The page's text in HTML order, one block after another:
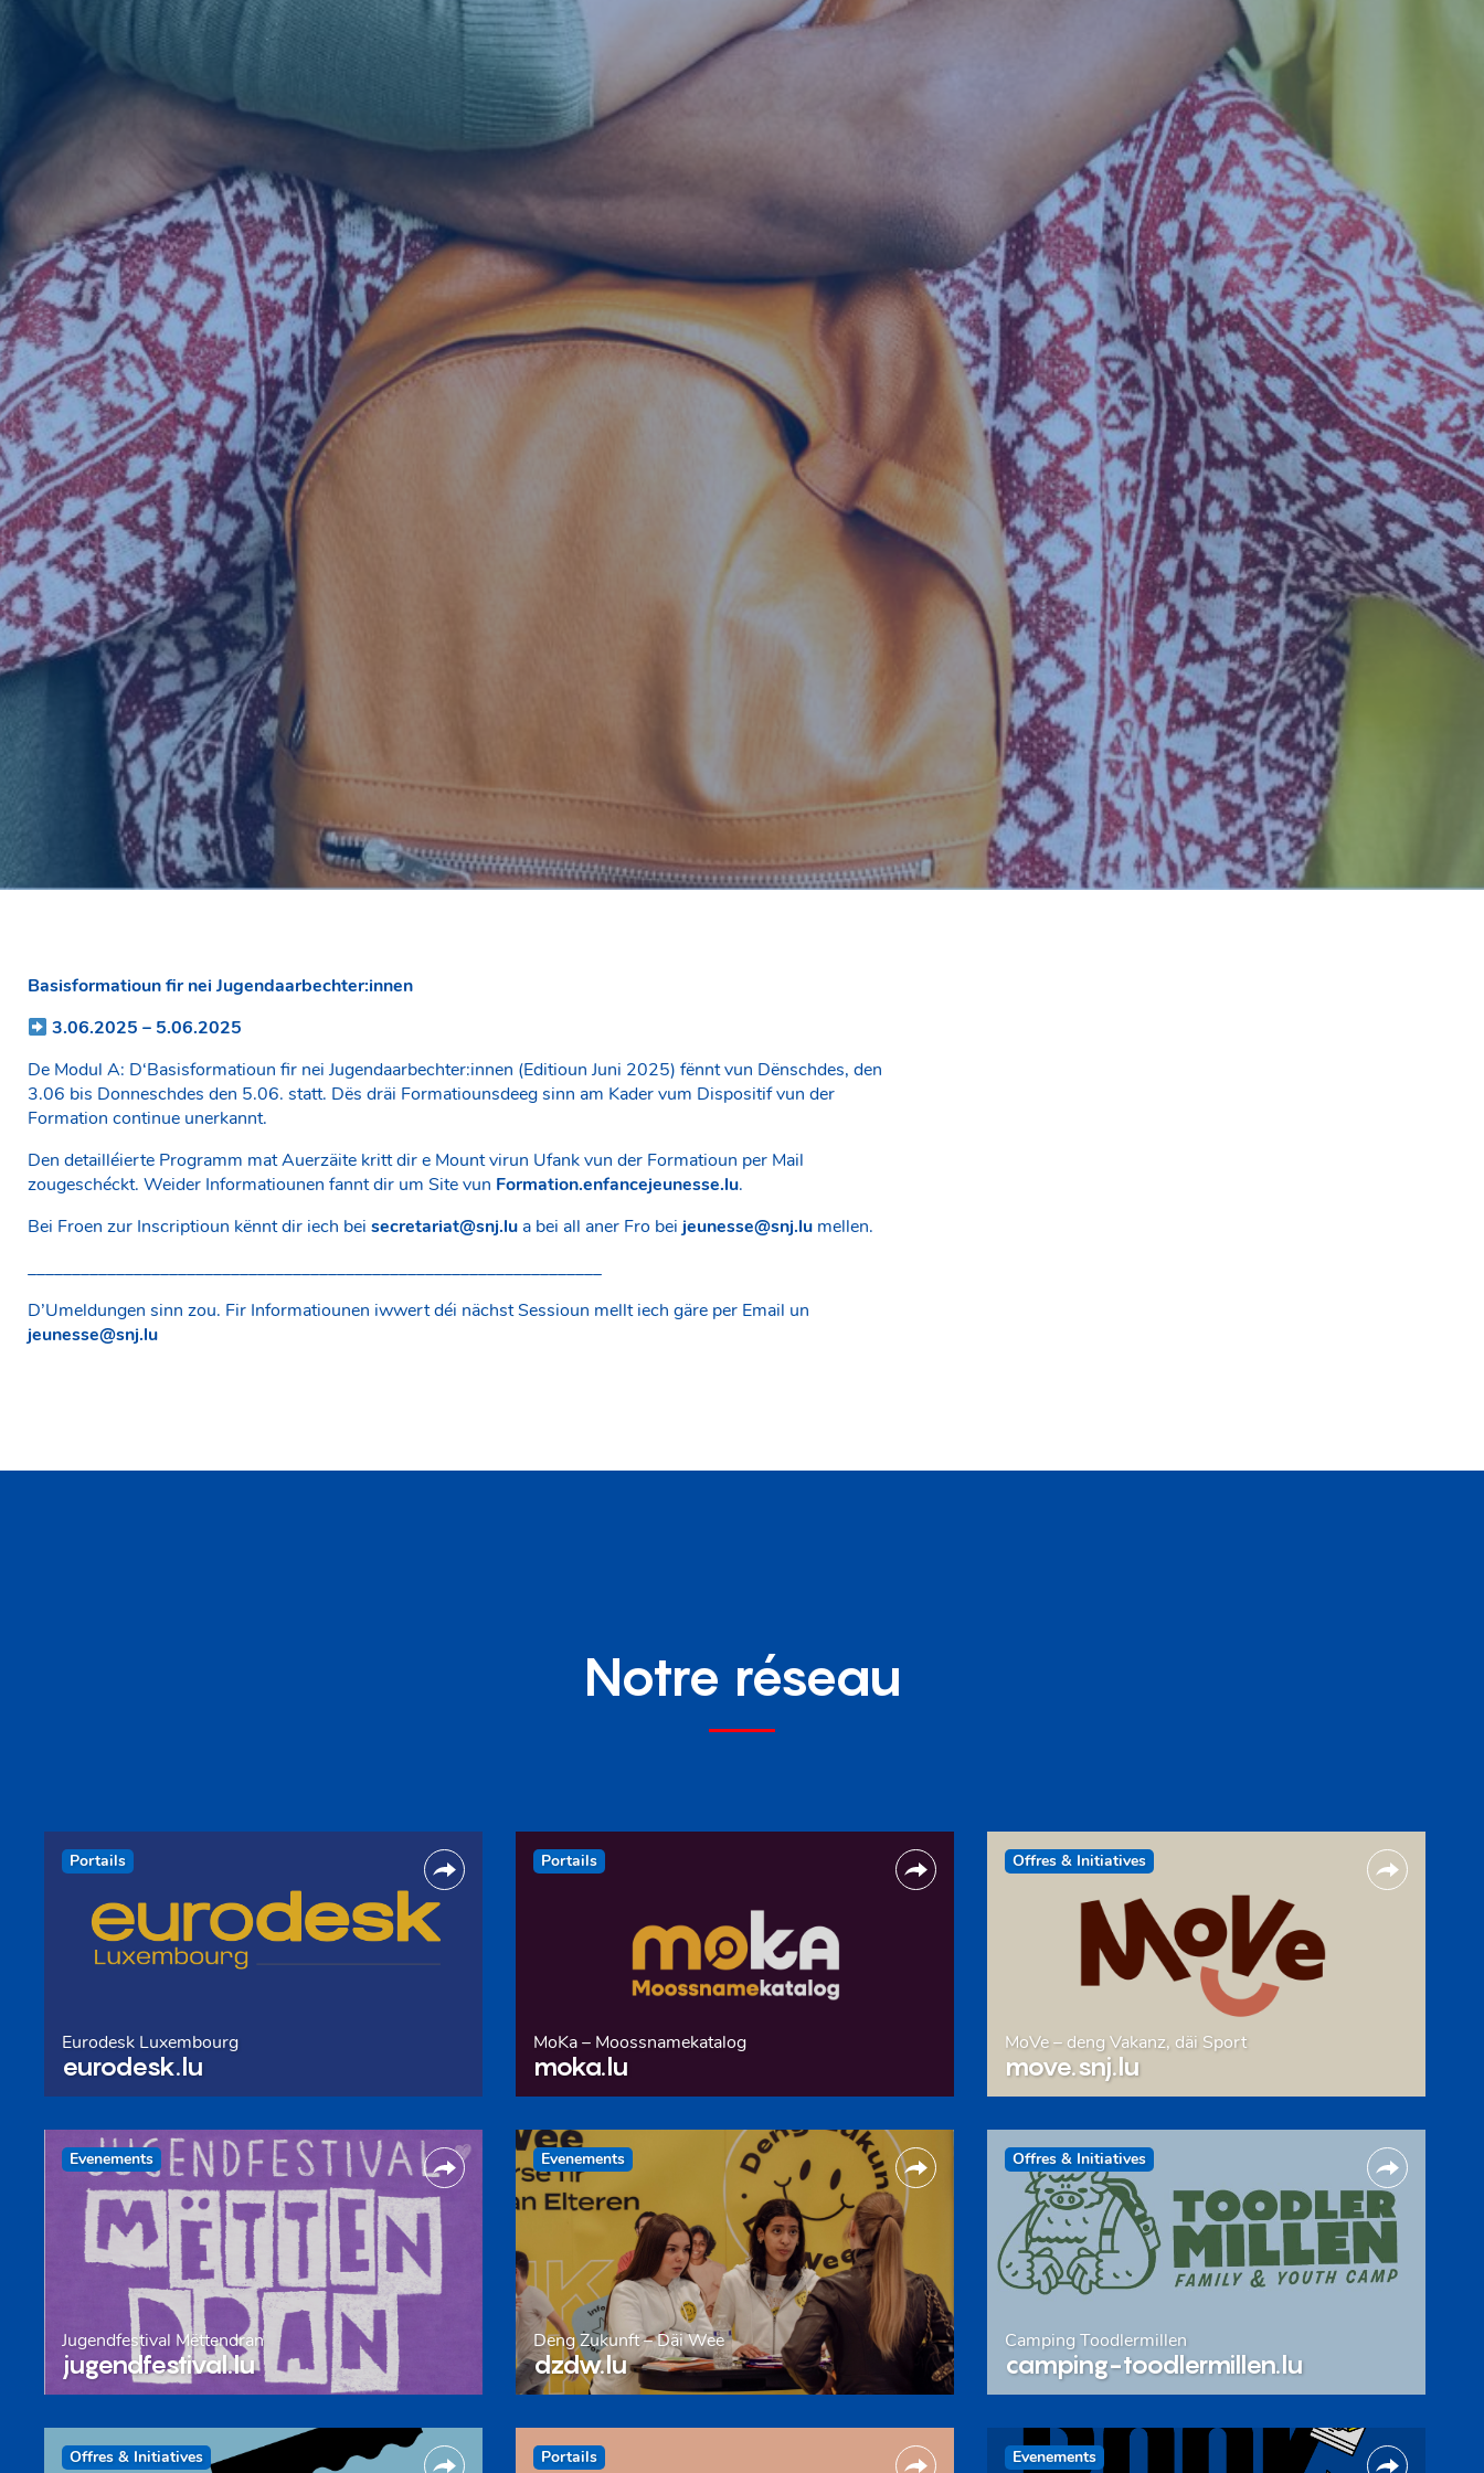
Basisformatioun fir nei Jugendaarbechter:innen
3.06.2025 – 5.06.2025
De Modul A: D‘Basisformatioun fir nei Jugendaarbechter:innen (Editioun Juni 2025) fënnt vun Dënschdes, den
3.06 bis Donneschdes den 5.06. statt. Dës dräi Formatiounsdeeg sinn am Kader vum Dispositif vun der
Formation continue unerkannt.
Den detailléierte Programm mat Auerzäite kritt dir e Mount virun Ufank vun der Formatioun per Mail
zougeschéckt. Weider Informatiounen fannt dir um Site vun Formation.enfancejeunesse.lu.
Bei Froen zur Inscriptioun kënnt dir iech bei secretariat@snj.lu a bei all aner Fro bei jeunesse@snj.lu mellen.
_________________________________________________________________
D’Umeldungen sinn zou. Fir Informatiounen iwwert déi nächst Sessioun mellt iech gäre per Email un
jeunesse@snj.lu
Notre réseau
Portails
Eurodesk Luxembourg
eurodesk.lu
Portails
MoKa – Moossnamekatalog
moka.lu
Offres & Initiatives
MoVe – deng Vakanz, däi Sport
move.snj.lu
Evenements
Jugendfestival Mëttendran
jugendfestival.lu
Evenements
Deng Zukunft – Däi Wee
dzdw.lu
Offres & Initiatives
Camping Toodlermillen
camping-toodlermillen.lu
Offres & Initiatives Portails Evenements